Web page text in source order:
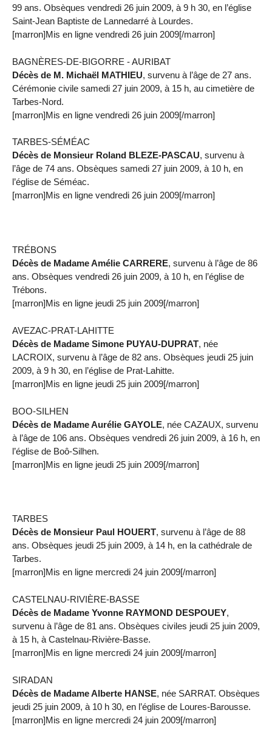
99 ans. Obsèques vendredi 26 juin 2009, à 9 h 30, en l’église
Saint-Jean Baptiste de Lannedarré à Lourdes.
[marron]Mis en ligne vendredi 26 juin 2009[/marron]
BAGNÈRES-DE-BIGORRE - AURIBAT
Décès de M. Michaël MATHIEU, survenu à l’âge de 27 ans.
Cérémonie civile samedi 27 juin 2009, à 15 h, au cimetière de
Tarbes-Nord.
[marron]Mis en ligne vendredi 26 juin 2009[/marron]
TARBES-SÉMÉAC
Décès de Monsieur Roland BLEZE-PASCAU, survenu à
l’âge de 74 ans. Obsèques samedi 27 juin 2009, à 10 h, en
l’église de Séméac.
[marron]Mis en ligne vendredi 26 juin 2009[/marron]
TRÉBONS
Décès de Madame Amélie CARRERE, survenu à l’âge de 86
ans. Obsèques vendredi 26 juin 2009, à 10 h, en l’église de
Trébons.
[marron]Mis en ligne jeudi 25 juin 2009[/marron]
AVEZAC-PRAT-LAHITTE
Décès de Madame Simone PUYAU-DUPRAT, née
LACROIX, survenu à l’âge de 82 ans. Obsèques jeudi 25 juin
2009, à 9 h 30, en l’église de Prat-Lahitte.
[marron]Mis en ligne jeudi 25 juin 2009[/marron]
BOO-SILHEN
Décès de Madame Aurélie GAYOLE, née CAZAUX, survenu
à l’âge de 106 ans. Obsèques vendredi 26 juin 2009, à 16 h, en
l’église de Boô-Silhen.
[marron]Mis en ligne jeudi 25 juin 2009[/marron]
TARBES
Décès de Monsieur Paul HOUERT, survenu à l’âge de 88
ans. Obsèques jeudi 25 juin 2009, à 14 h, en la cathédrale de
Tarbes.
[marron]Mis en ligne mercredi 24 juin 2009[/marron]
CASTELNAU-RIVIÈRE-BASSE
Décès de Madame Yvonne RAYMOND DESPOUEY,
survenu à l’âge de 81 ans. Obsèques civiles jeudi 25 juin 2009,
à 15 h, à Castelnau-Rivière-Basse.
[marron]Mis en ligne mercredi 24 juin 2009[/marron]
SIRADAN
Décès de Madame Alberte HANSE, née SARRAT. Obsèques
jeudi 25 juin 2009, à 10 h 30, en l’église de Loures-Barousse.
[marron]Mis en ligne mercredi 24 juin 2009[/marron]